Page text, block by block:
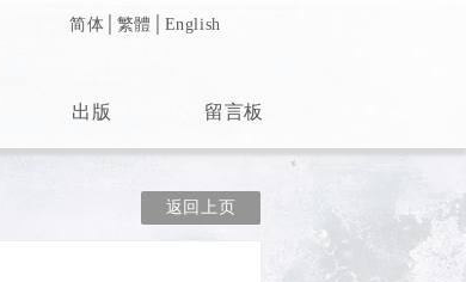
简体 繁體 English
出版 留言板
返回上页